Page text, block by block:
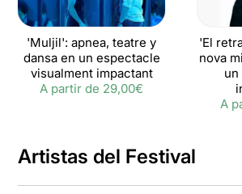
'Muljil': apnea, teatre y
dansa en un espectacle
visualment impactant
A partir de 29,00€
'El
nova
A
Artistas del Festival